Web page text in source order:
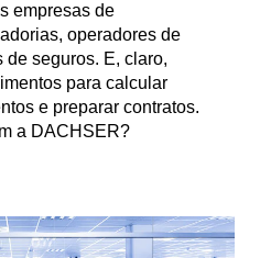
empresas de
operadores de
seguros. E, claro,
para calcular
e preparar contratos.
a DACHSER?